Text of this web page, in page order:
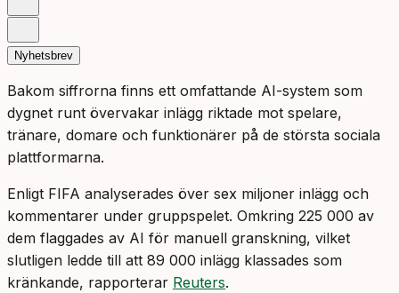
Nyhetsbrev
Bakom siffrorna finns ett omfattande AI-system som
dygnet runt övervakar inlägg riktade mot spelare,
tränare, domare och funktionärer på de största sociala
plattformarna.
Enligt FIFA analyserades över sex miljoner inlägg och
kommentarer under gruppspelet. Omkring 225 000 av
dem flaggades av AI för manuell granskning, vilket
slutligen ledde till att 89 000 inlägg klassades som
kränkande, rapporterar Reuters.